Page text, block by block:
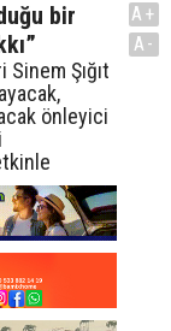
bir
Şığıt
önleyici
A+
A-